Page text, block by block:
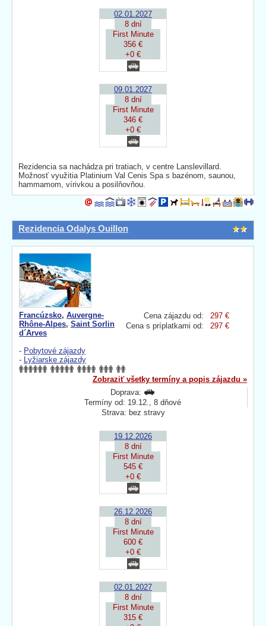
02.01.2027
8 dní
First Minute
356 €
+0 €
09.01.2027
8 dní
First Minute
346 €
+0 €
Rezidencia sa nachádza pri tratiach, v centre Lanslevillard.
Možnosť využitia Platinium Val Cenis Spa s bazénom, saunou,
hammamom, vírivkou a posilňovňou.
Rezidencia Odalys Ouillon
Cena zájazdu od:
297 €
Cena s príplatkami od:
297 €
Francúzsko, Auvergne-
Rhône-Alpes, Saint Sorlin
d´Arves
- Pobytové zájazdy
- Lyžiarske zájazdy
Zobraziť všetky termíny a popis zájazdu »
Doprava:
Termíny od: 19.12., 8 dňové
Strava: bez stravy
19.12.2026
8 dní
First Minute
545 €
+0 €
26.12.2026
8 dní
First Minute
600 €
+0 €
02.01.2027
8 dní
First Minute
315 €